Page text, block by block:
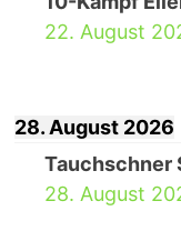
22. August
28. August 2026
Tauchschner
28. August